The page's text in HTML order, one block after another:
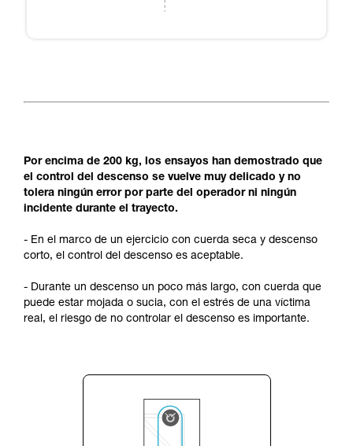
Por encima de 200 kg, los ensayos han demostrado que
el control del descenso se vuelve muy delicado y no
tolera ningún error por parte del operador ni ningún
incidente durante el trayecto.
- En el marco de un ejercicio con cuerda seca y descenso
corto, el control del descenso es aceptable.
- Durante un descenso un poco más largo, con cuerda que
puede estar mojada o sucia, con el estrés de una víctima
real, el riesgo de no controlar el descenso es importante.